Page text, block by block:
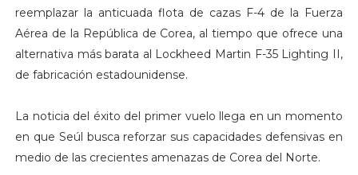
reemplazar la anticuada flota de cazas F-4 de la Fuerza
Aérea de la República de Corea, al tiempo que ofrece una
alternativa más barata al Lockheed Martin F-35 Lighting II,
de fabricación estadounidense.
La noticia del éxito del primer vuelo llega en un momento
en que Seúl busca reforzar sus capacidades defensivas en
medio de las crecientes amenazas de Corea del Norte.